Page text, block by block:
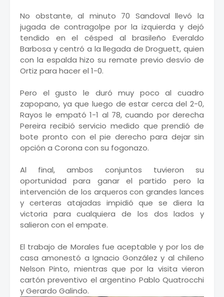
No obstante, al minuto 70 Sandoval llevó la
jugada de contragolpe por la izquierda y dejó
tendido en el césped al brasileño Everaldo
Barbosa y centró a la llegada de Droguett, quien
con la espalda hizo su remate previo desvío de
Ortiz para hacer el 1-0.
Pero el gusto le duró muy poco al cuadro
zapopano, ya que luego de estar cerca del 2-0,
Rayos le empató 1-1 al 78, cuando por derecha
Pereira recibió servicio medido que prendió de
bote pronto con el pie derecho para dejar sin
opción a Corona con su fogonazo.
Al final, ambos conjuntos tuvieron su
oportunidad para ganar el partido pero la
intervención de los arqueros con grandes lances
y certeras atajadas impidió que se diera la
victoria para cualquiera de los dos lados y
salieron con el empate.
El trabajo de Morales fue aceptable y por los de
casa amonestó a Ignacio González y al chileno
Nelson Pinto, mientras que por la visita vieron
cartón preventivo el argentino Pablo Quatrocchi
y Gerardo Galindo.